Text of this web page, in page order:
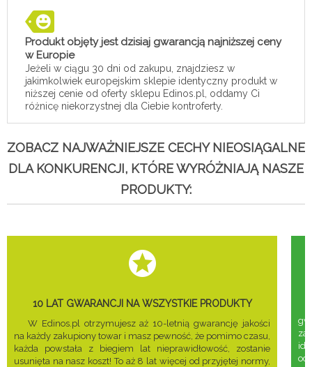
Produkt objęty jest dzisiaj gwarancją najniższej ceny
w Europie
Jeżeli w ciągu 30 dni od zakupu, znajdziesz w
jakimkolwiek europejskim sklepie identyczny produkt w
niższej cenie od oferty sklepu Edinos.pl, oddamy Ci
różnicę niekorzystnej dla Ciebie kontroferty.
ZOBACZ NAJWAŻNIEJSZE CECHY NIEOSIĄGALNE
DLA KONKURENCJI, KTÓRE WYRÓŻNIAJĄ NASZE
PRODUKTY:
10 LAT GWARANCJI NA WSZYSTKIE PRODUKTY
W Edinos.pl otrzymujesz aż 10-letnią gwarancję jakości
na każdy zakupiony towar i masz pewność, że pomimo czasu,
każda powstała z biegiem lat nieprawidłowość, zostanie
usunięta na nasz koszt! To aż 8 lat więcej od przyjętej normy,